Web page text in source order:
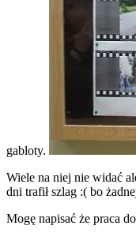
gabloty.
Wiele na niej nie widać
dni trafił szlag :( bo
Mogę napisać że praca